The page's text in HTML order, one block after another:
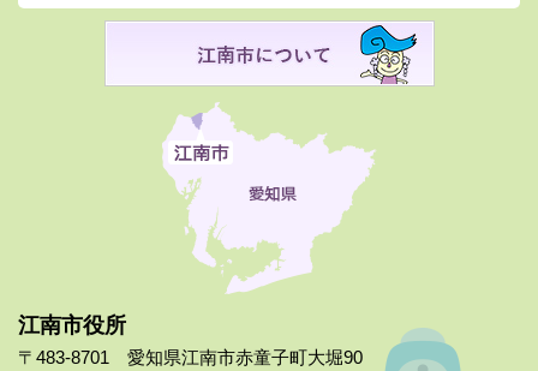
江南市役所
〒483-8701 愛知県江南市赤童子町大堀90